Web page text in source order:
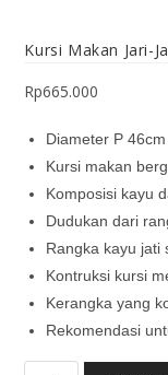
Kursi Makan Jari-
Rp665.000
Diameter P
Kursi makan
Komposisi kayu
Dudukan dari
Rangka kayu jati
Kontruksi kursi
Kerangka yang
Rekomendasi